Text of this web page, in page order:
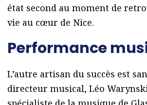
état second au moment de
vie au cœur de Nice.
Performance
L’autre artisan du succès est
directeur musical, Léo